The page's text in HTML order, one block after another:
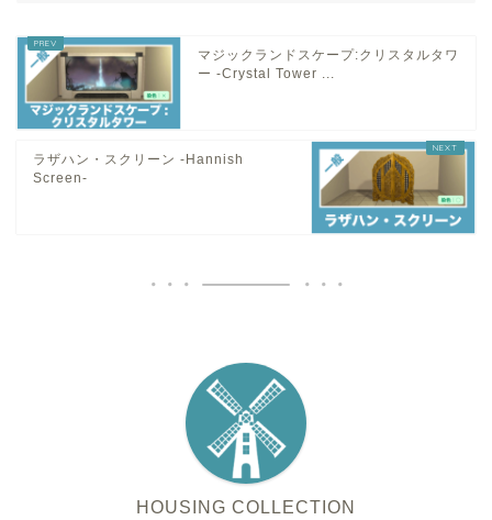
マジックランドスケープ:クリスタルタワ
ー -Crystal Tower ...
ラザハン・スクリーン -Hannish
Screen-
HOUSING COLLECTION